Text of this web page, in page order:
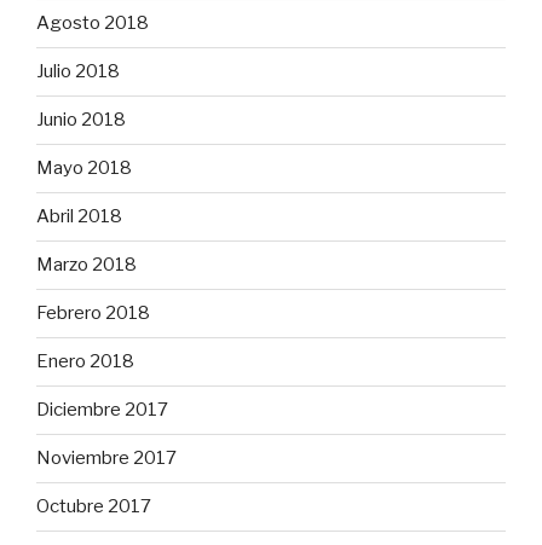
Agosto 2018
Julio 2018
Junio 2018
Mayo 2018
Abril 2018
Marzo 2018
Febrero 2018
Enero 2018
Diciembre 2017
Noviembre 2017
Octubre 2017